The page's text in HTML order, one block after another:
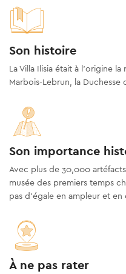
Son histoire
La Villa Ilisia était à l’origine
Marbois-Lebrun, la Duchesse
Son importance
Avec plus de 30,000
musée des premiers temps
pas d'égale en ampleur et en
À ne pas rater